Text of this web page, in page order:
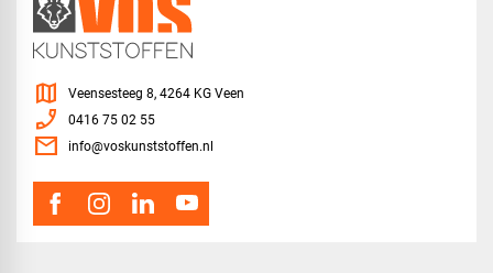
map Veensesteeg 8, 4264 KG Veen
phone_enabled 0416 75 02 55
mail info@voskunststoffen.nl